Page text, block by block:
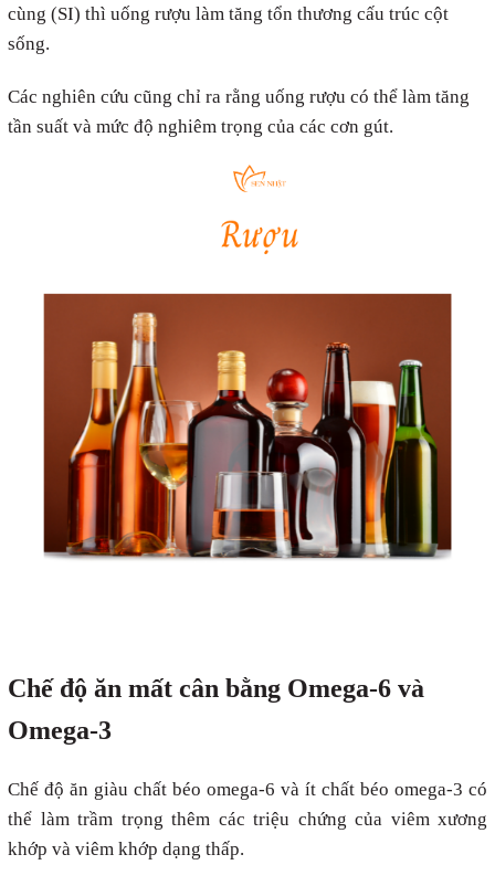
cùng (SI) thì uống rượu làm tăng tổn thương cấu trúc cột
sống.
Các nghiên cứu cũng chỉ ra rằng uống rượu có thể làm tăng
tần suất và mức độ nghiêm trọng của các cơn gút.
Chế độ ăn mất cân bằng Omega-6 và
Omega-3
Chế độ ăn giàu chất béo omega-6 và ít chất béo omega-3 có
thể làm trầm trọng thêm các triệu chứng của viêm xương
khớp và viêm khớp dạng thấp.